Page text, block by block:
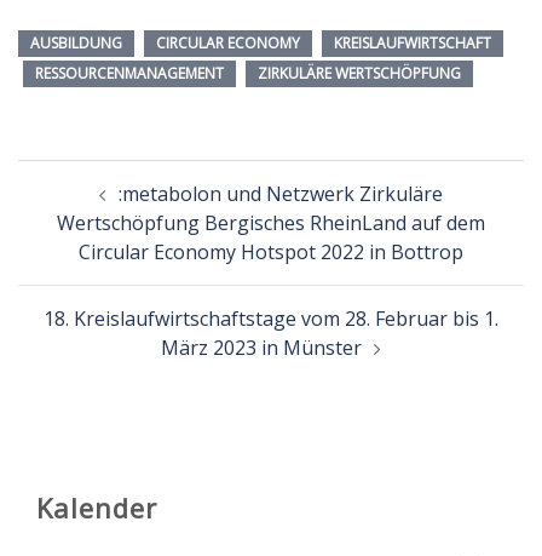
AUSBILDUNG CIRCULAR ECONOMY
KREISLAUFWIRTSCHAFT
RESSOURCENMANAGEMENT
ZIRKULÄRE WERTSCHÖPFUNG
Beitragsnavigation
:metabolon und Netzwerk Zirkuläre
Wertschöpfung Bergisches RheinLand auf dem
Circular Economy Hotspot 2022 in Bottrop
18. Kreislaufwirtschaftstage vom 28. Februar bis 1.
März 2023 in Münster
Kalender